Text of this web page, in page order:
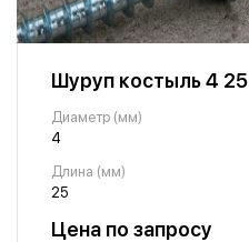
Шуруп костыль 4 25
Диаметр (мм)
4
Длина (мм)
25
Цена по запросу